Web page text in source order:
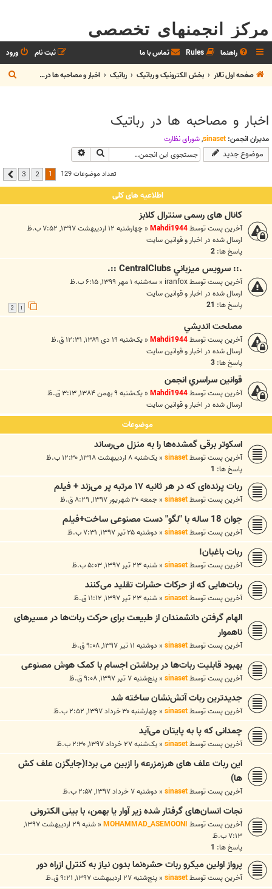
مرکز انجمنهای تخصصی
راهنما Rules تماس با ما ورود
ثبت نام
صفحه اول تالار
بخش الکترونيک و رباتیک رباتیک اخبار و مصاحبه ها در رباتیک
ج
س
اخبار و مصاحبه ها در رباتیک
مدیران انجمن: sinaset
,شوراي نظارت
موضوع جدید جستجو
تعداد موضوعات 129 2
3 بعدی
اطلاعیه های کلی
کانال های رسمی سنترال کلابز
آخرین پست توسطMahdi1944
« چهارشنبه ۱۲ اردیبهشت ۱۳۹۷, ۷:۵۲ ب.ظ
ارسال شده در اخبار و قوانين سايت
پاسخ ها: 2
.:: سرويس ميزباني CentralClubs ::.
آخرین پست توسطiranfox
« سه‌شنبه ۱ مهر ۱۳۹۹, ۶:۱۵ ب.ظ
ارسال شده در اخبار و قوانين سايت
پاسخ ها: 21
مصلحت انديشي
آخرین پست توسطMahdi1944
« یک‌شنبه ۱۹ دی ۱۳۸۹, ۱۲:۳۱ ق.ظ
ارسال شده در اخبار و قوانين سايت
پاسخ ها: 3
قوانين سراسري انجمن
آخرین پست توسطMahdi1944
« یک‌شنبه ۹ بهمن ۱۳۸۴, ۳:۱۳ ق.ظ
ارسال شده در اخبار و قوانين سايت
موضوعات
اسکوتر برقی گمشده‌ها را به منزل می‌رساند
آخرین پست توسطsinaset
« یک‌شنبه ۸ اردیبهشت ۱۳۹۸, ۱۲:۳۰ ب.ظ
پاسخ ها: 1
ربات پرنده‌ای که در هر ثانیه ۱۷ مرتبه پر می‌زند + فیلم
آخرین پست توسطsinaset
« جمعه ۳۰ شهریور ۱۳۹۷, ۸:۲۹ ق.ظ
جوان 18 ساله با "لگو" دست مصنوعی ساخت+فیلم
آخرین پست توسطsinaset
« دوشنبه ۲۵ تیر ۱۳۹۷, ۷:۳۱ ب.ظ
ربات باغبان!
آخرین پست توسطsinaset
« شنبه ۲۳ تیر ۱۳۹۷, ۵:۰۳ ب.ظ
ربات‌هایی که از حرکات حشرات تقلید می‌کنند
آخرین پست توسطsinaset
« شنبه ۲۳ تیر ۱۳۹۷, ۱۱:۱۲ ق.ظ
الهام گرفتن دانشمندان از طبیعت برای حرکت ربات‌ها در مسیرهای
ناهموار
آخرین پست توسطsinaset
« دوشنبه ۱۱ تیر ۱۳۹۷, ۹:۰۸ ق.ظ
بهبود قابلیت ربات‌ها در برداشتن اجسام با کمک هوش مصنوعی
آخرین پست توسطsinaset
« پنج‌شنبه ۷ تیر ۱۳۹۷, ۹:۰۸ ق.ظ
جدیدترین ربات آتش‌نشان ساخته شد
آخرین پست توسطsinaset
« چهارشنبه ۳۰ خرداد ۱۳۹۷, ۲:۵۲ ب.ظ
چمدانی که پا به پایتان می‌آید
آخرین پست توسطsinaset
« یک‌شنبه ۲۷ خرداد ۱۳۹۷, ۲:۳۰ ب.ظ
این ربات علف های هرزمزرعه را ازبین می برد!(جایگزن علف کش
ها)
آخرین پست توسطsinaset
« دوشنبه ۷ خرداد ۱۳۹۷, ۲:۵۷ ب.ظ
نجات انسان‌های گرفتار شده زیر آوار یا بهمن، با بینی الکترونی
آخرین پست توسطMOHAMMAD_ASEMOONI
«
شنبه ۲۹ اردیبهشت ۱۳۹۷,
۷:۱۳ ب.ظ
پاسخ ها: 1
پرواز اولین میکرو ربات حشره‌نما بدون نیاز به کنترل ازراه دور
آخرین پست توسطsinaset
« پنج‌شنبه ۲۷ اردیبهشت ۱۳۹۷, ۹:۲۱ ق.ظ